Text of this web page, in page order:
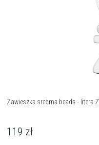
Zawieszka srebrna beads - litera Z
119 zł